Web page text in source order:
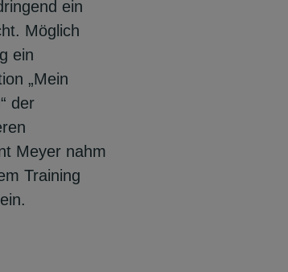
ein
Möglich
ein
„Mein
der
Meyer nahm
Training